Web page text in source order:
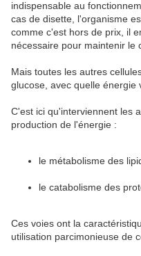
indispensable au
cas de disette, l'organisme
comme c'est hors de prix, il
nécessaire pour maintenir le
Mais toutes les autres
glucose, avec quelle
C'est ici qu'interviennent les
production de l'énergie :
le métabolisme des
le catabolisme des
Ces voies ont la
utilisation parcimonieuse de